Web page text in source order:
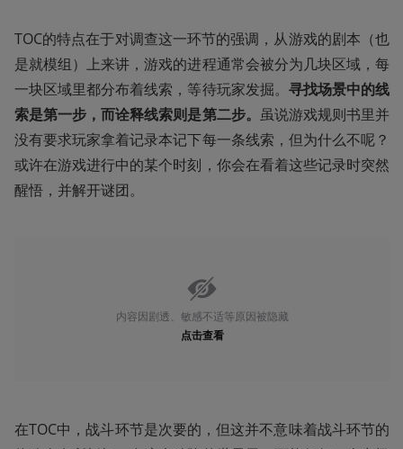
TOC的特点在于对调查这一环节的强调，从游戏的剧本（也
是就模组）上来讲，游戏的进程通常会被分为几块区域，每
一块区域里都分布着线索，等待玩家发掘。 寻找场景中的线
索是第一步，而诠释线索则是第二步。 虽说游戏规则书里并
没有要求玩家拿着记录本记下每一条线索，但为什么不呢？
或许在游戏进行中的某个时刻，你会在看着这些记录时突然
醒悟，并解开谜团。
内容因剧透、敏感不适等原因被隐藏
点击查看
在TOC中，战斗环节是次要的，但这并不意味着战斗环节的